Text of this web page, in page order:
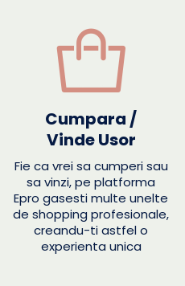
Cumpara /
Vinde Usor
Fie ca vrei sa cumperi sau
sa vinzi, pe platforma
Epro gasesti multe unelte
de shopping profesionale,
creandu-ti astfel o
experienta unica